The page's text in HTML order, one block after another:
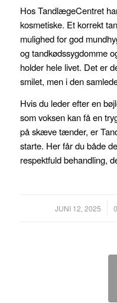
har
generiske
producenter
som
Teva,
Orion
Krka
fremstillet
tadalafil
originalprisen.
Hos TandlægeCentret
kosmetiske. Et korrekt
mulighed for god
og tandkødssygdomme
holder hele livet. Det er
smilet, men i den
Hvis du leder efter en
som voksen kan få en
på skæve tænder, er
starte. Her får du både
respektfuld behandling,
JUNI 12, 2025
/